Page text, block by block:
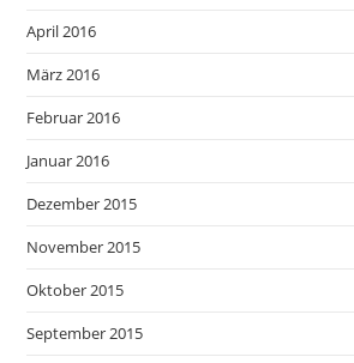
April 2016
März 2016
Februar 2016
Januar 2016
Dezember 2015
November 2015
Oktober 2015
September 2015